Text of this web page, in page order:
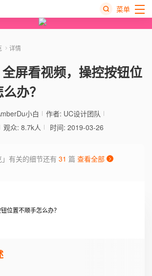
菜单
详情
全屏看视频，操控按钮位
办？
小白
作者: UC设计团队
观众: 8.7k人 时间: 2019-03-26
有关的细节还有 31 篇 查看全部